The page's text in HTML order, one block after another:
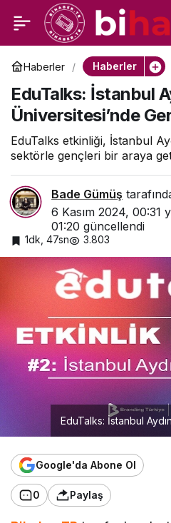
Haberler Haberler
EduTalks: İstanbul
Üniversitesi’nde
EduTalks etkinliği, İstanbul
sektörle gençleri bir araya
Bade Gümüş
6 Kasım 2024, 00:31
01:20 güncellendi
1dk, 47sn 3.803
EduTalks: İstanbul
Google'da Abone Ol
0 Paylaş
Derya Güzel ile Sağlıklı
Beslenme Üzerine
Röportaj